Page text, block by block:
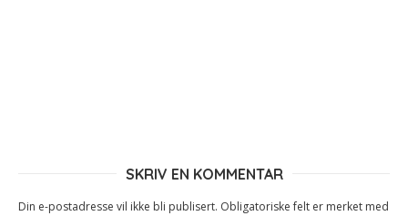
SKRIV EN KOMMENTAR
Din e-postadresse vil ikke bli publisert. Obligatoriske felt er merket med